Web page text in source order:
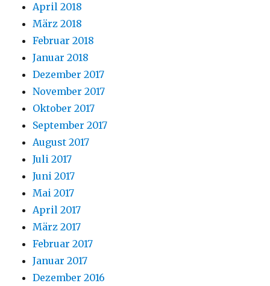
April 2018
März 2018
Februar 2018
Januar 2018
Dezember 2017
November 2017
Oktober 2017
September 2017
August 2017
Juli 2017
Juni 2017
Mai 2017
April 2017
März 2017
Februar 2017
Januar 2017
Dezember 2016